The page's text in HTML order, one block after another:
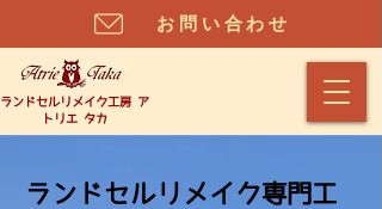
お問い合わせ
​ランドセルリメイク工房 ア
トリエ タカ
ランドセルリメイク専門工